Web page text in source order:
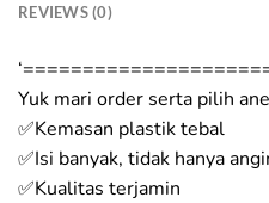
REVIEWS (0)
Yuk mari order serta pilih
✅Kemasan plastik tebal
✅Isi banyak, tidak hanya
✅Kualitas terjamin